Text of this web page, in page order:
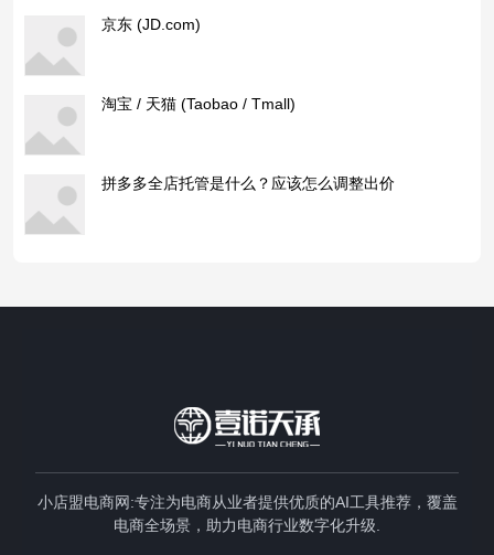
京东 (JD.com)
淘宝 / 天猫 (Taobao / Tmall)
拼多多全店托管是什么？应该怎么调整出价
小店盟电商网:专注为电商从业者提供优质的AI工具推荐，覆盖
电商全场景，助力电商行业数字化升级.